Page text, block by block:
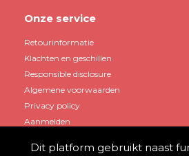
Onze service
Retourinformatie
Klachten en geschillen
Responsible disclosure
Algemene voorwaarden
Privacy policy
Aanmelden
Dit platform gebruikt naast